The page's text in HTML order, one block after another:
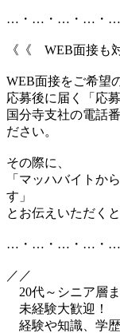
…・…・…・…・
《《 WEB面接も
WEB面接をご希望
応募後に届く「応
国分寺支社の電話
ださい。
その際に、
「マッハバイトか
す」
とお伝えいただく
…・…・…・…・
／／
20代～シニア層ま
未経験大歓迎！
経験や知識、学